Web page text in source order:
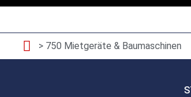
> 750 Mietgeräte & Baumaschinen